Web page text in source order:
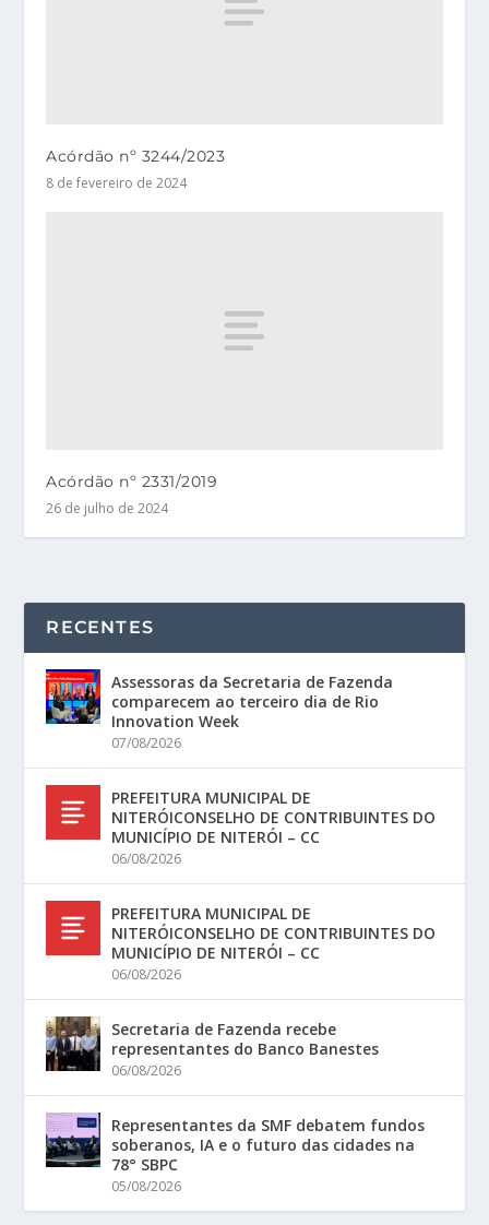
Acórdão nº 3244/2023
8 de fevereiro de 2024
Acórdão nº 2331/2019
26 de julho de 2024
RECENTES
Assessoras da Secretaria de Fazenda
comparecem ao terceiro dia de Rio
Innovation Week
07/08/2026
PREFEITURA MUNICIPAL DE
NITERÓICONSELHO DE CONTRIBUINTES DO
MUNICÍPIO DE NITERÓI – CC
06/08/2026
PREFEITURA MUNICIPAL DE
NITERÓICONSELHO DE CONTRIBUINTES DO
MUNICÍPIO DE NITERÓI – CC
06/08/2026
Secretaria de Fazenda recebe
representantes do Banco Banestes
06/08/2026
Representantes da SMF debatem fundos
soberanos, IA e o futuro das cidades na
78° SBPC
05/08/2026